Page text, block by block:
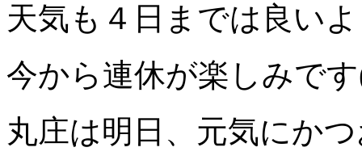
天気も４日までは良い
今から連休が楽しみで
丸庄は明日、元気にか